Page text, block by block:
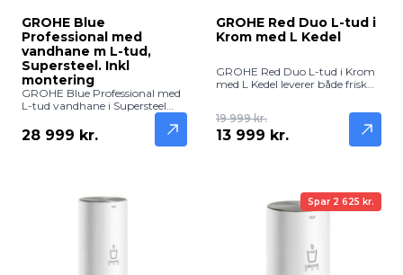
GROHE Blue
Professional med
vandhane m L-tud,
Supersteel. Inkl
montering
GROHE Blue Professional med
L-tud vandhane i Supersteel
leverer frisk, filtreret og afkølet
vand direkte fra hanen.
Professionel løsning med
28 999 kr.
GROHE Red Duo L-tud i
Krom med L Kedel
GROHE Red Duo L-tud i Krom
med L Kedel leverer både frisk
funktionel løsning til køkkenet.
19 999 kr.
13 999 kr.
Spar 2 625 kr.